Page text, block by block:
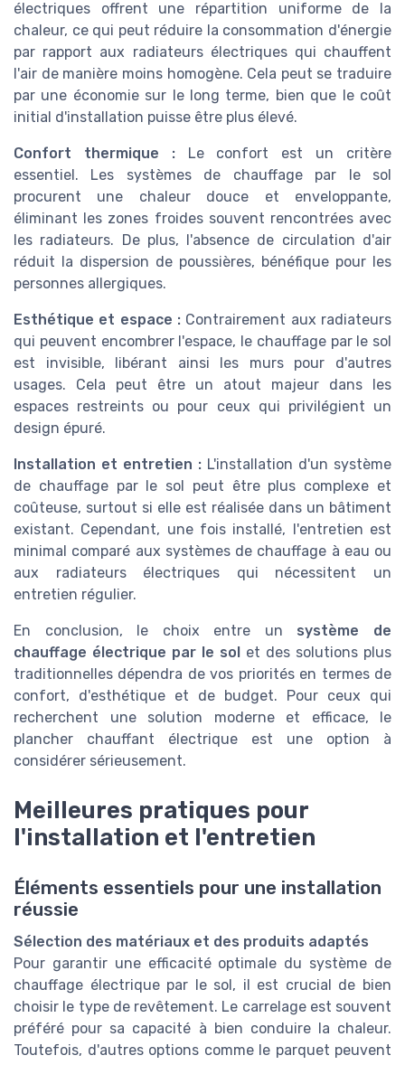
électriques offrent une répartition uniforme de la
chaleur, ce qui peut réduire la consommation d'énergie
par rapport aux radiateurs électriques qui chauffent
l'air de manière moins homogène. Cela peut se traduire
par une économie sur le long terme, bien que le coût
initial d'installation puisse être plus élevé.
Confort thermique :Le confort est un critère
essentiel. Les systèmes de chauffage par le sol
procurent une chaleur douce et enveloppante,
éliminant les zones froides souvent rencontrées avec
les radiateurs. De plus, l'absence de circulation d'air
réduit la dispersion de poussières, bénéfique pour les
personnes allergiques.
Esthétique et espace : Contrairement aux radiateurs
qui peuvent encombrer l'espace, le chauffage par le sol
est invisible, libérant ainsi les murs pour d'autres
usages. Cela peut être un atout majeur dans les
espaces restreints ou pour ceux qui privilégient un
design épuré.
Installation et entretien : L'installation d'un système
de chauffage par le sol peut être plus complexe et
coûteuse, surtout si elle est réalisée dans un bâtiment
existant. Cependant, une fois installé, l'entretien est
minimal comparé aux systèmes de chauffage à eau ou
aux radiateurs électriques qui nécessitent un
entretien régulier.
En conclusion, le choix entre un système de
chauffage électrique par le sol
et des solutions plus
traditionnelles dépendra de vos priorités en termes de
confort, d'esthétique et de budget. Pour ceux qui
recherchent une solution moderne et efficace, le
plancher chauffant électrique est une option à
considérer sérieusement.
Meilleures pratiques pour
l'installation et l'entretien
Éléments essentiels pour une installation
réussie
Sélection des matériaux et des produits adaptés
Pour garantir une efficacité optimale du système de
chauffage électrique par le sol, il est crucial de bien
choisir le type de revêtement. Le carrelage est souvent
préféré pour sa capacité à bien conduire la chaleur.
Toutefois, d'autres options comme le parquet peuvent